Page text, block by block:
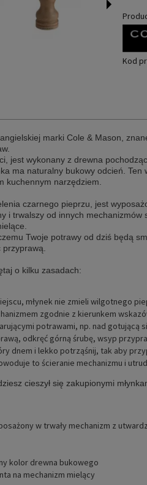
Kod
ZAWIERA EWENTUALNYCH KOSZTÓW
angielskiej marki Cole & Mason,
jest wykonany z drewna
ma naturalny bukowy odcień. Ten
kuchennym narzędziem.
czarnego pieprzu, jest
i trwalszy od innych mechanizmów
Twoje potrawy od dziś będą
przyprawą.
o kilku zasadach:
młynek nie zmieli wilgotnego
zgodnie z kierunkem
potrawami, np. nad gotującą
odkręć górną śrubę, wsyp
dnem i lekko potrząśnij, tak aby
to ścieranie mechanizmu i
cieszył się zakupionymi
w trwały mechanizm z
kolor drewna bukowego
na mechanizm mielący